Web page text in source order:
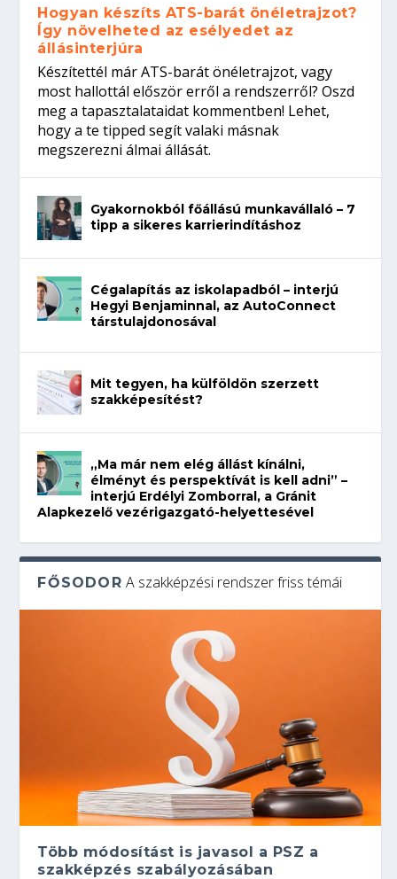
Hogyan készíts ATS-barát önéletrajzot?
Így növelheted az esélyedet az
állásinterjúra
Készítettél már ATS-barát önéletrajzot, vagy
most hallottál először erről a rendszerről? Oszd
meg a tapasztalataidat kommentben! Lehet,
hogy a te tipped segít valaki másnak
megszerezni álmai állását.
Gyakornokból főállású munkavállaló – 7
tipp a sikeres karrierindításhoz
Cégalapítás az iskolapadból – interjú
Hegyi Benjaminnal, az AutoConnect
társtulajdonosával
Mit tegyen, ha külföldön szerzett
szakképesítést?
„Ma már nem elég állást kínálni,
élményt és perspektívát is kell adni” –
interjú Erdélyi Zomborral, a Gránit
Alapkezelő vezérigazgató-helyettesével
FŐSODOR A szakképzési rendszer friss témái
Több módosítást is javasol a PSZ a
szakképzés szabályozásában